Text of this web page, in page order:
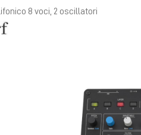
8 voci, 2 oscillatori